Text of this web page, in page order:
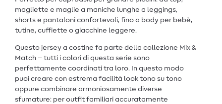
magliette e maglie a maniche lunghe a leggings,
shorts e pantaloni confortevoli, fino a body per bebè,
tutine, cuffiette o giacchine leggere.
Questo jersey a costine fa parte della collezione Mix &
Match – tutti i colori di questa serie sono
perfettamente coordinati tra loro. In questo modo
puoi creare con estrema facilità look tono su tono
oppure combinare armoniosamente diverse
sfumature: per outfit familiari accuratamente